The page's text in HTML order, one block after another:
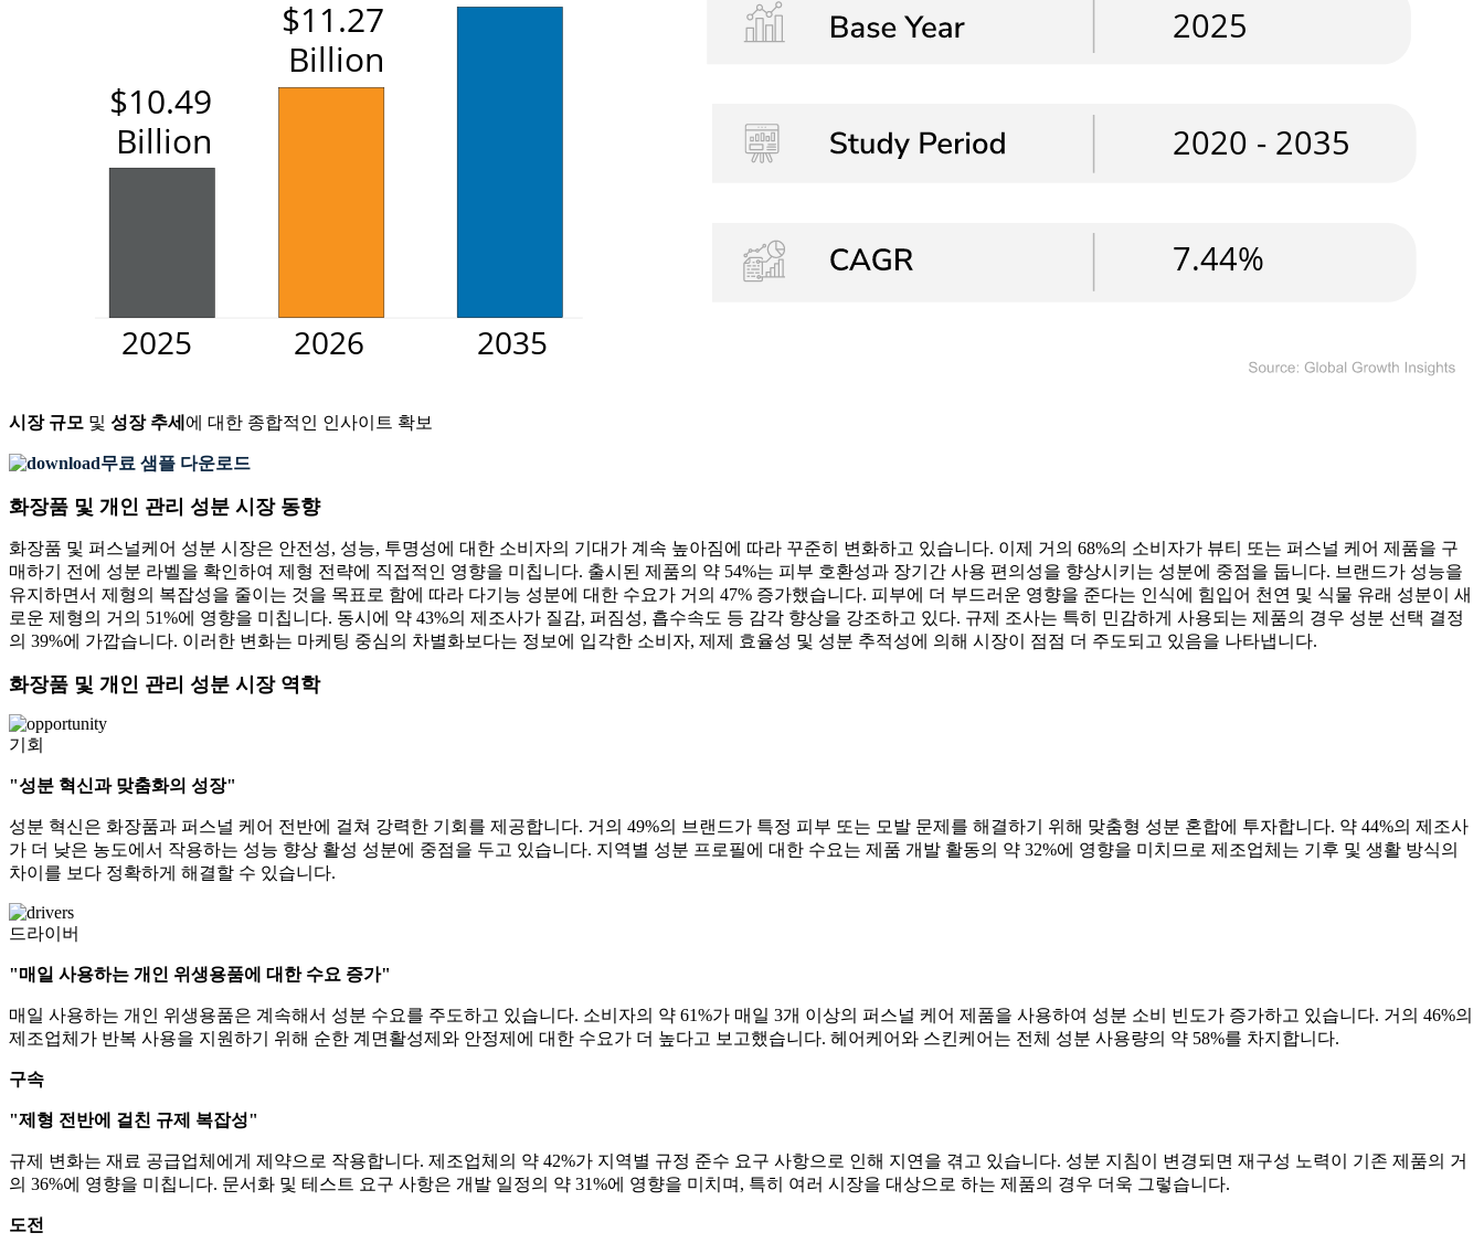
시장 규모 및 성장 추세 에 대한 종합적인 인사이트 확보
무료 샘플 다운로드
화장품 및 개인 관리 성분 시장 동향
화장품 및 퍼스널케어 성분 시장은 안전성, 성능, 투명성에 대한 소비자의 기대가 계속 높아짐에 따라 꾸준히 변화하고 있습니다. 이제 거의 68%의 소비자가 뷰티 또는 퍼스널 케어 제품을 구
매하기 전에 성분 라벨을 확인하여 제형 전략에 직접적인 영향을 미칩니다. 출시된 제품의 약 54%는 피부 호환성과 장기간 사용 편의성을 향상시키는 성분에 중점을 둡니다. 브랜드가 성능을
유지하면서 제형의 복잡성을 줄이는 것을 목표로 함에 따라 다기능 성분에 대한 수요가 거의 47% 증가했습니다. 피부에 더 부드러운 영향을 준다는 인식에 힘입어 천연 및 식물 유래 성분이 새
로운 제형의 거의 51%에 영향을 미칩니다. 동시에 약 43%의 제조사가 질감, 퍼짐성, 흡수속도 등 감각 향상을 강조하고 있다. 규제 조사는 특히 민감하게 사용되는 제품의 경우 성분 선택 결정
의 39%에 가깝습니다. 이러한 변화는 마케팅 중심의 차별화보다는 정보에 입각한 소비자, 제제 효율성 및 성분 추적성에 의해 시장이 점점 더 주도되고 있음을 나타냅니다.
화장품 및 개인 관리 성분 시장 역학
기회
"성분 혁신과 맞춤화의 성장"
성분 혁신은 화장품과 퍼스널 케어 전반에 걸쳐 강력한 기회를 제공합니다. 거의 49%의 브랜드가 특정 피부 또는 모발 문제를 해결하기 위해 맞춤형 성분 혼합에 투자합니다. 약 44%의 제조사
가 더 낮은 농도에서 작용하는 성능 향상 활성 성분에 중점을 두고 있습니다. 지역별 성분 프로필에 대한 수요는 제품 개발 활동의 약 32%에 영향을 미치므로 제조업체는 기후 및 생활 방식의
차이를 보다 정확하게 해결할 수 있습니다.
드라이버
"매일 사용하는 개인 위생용품에 대한 수요 증가"
매일 사용하는 개인 위생용품은 계속해서 성분 수요를 주도하고 있습니다. 소비자의 약 61%가 매일 3개 이상의 퍼스널 케어 제품을 사용하여 성분 소비 빈도가 증가하고 있습니다. 거의 46%의
제조업체가 반복 사용을 지원하기 위해 순한 계면활성제와 안정제에 대한 수요가 더 높다고 보고했습니다. 헤어케어와 스킨케어는 전체 성분 사용량의 약 58%를 차지합니다.
구속
"제형 전반에 걸친 규제 복잡성"
규제 변화는 재료 공급업체에게 제약으로 작용합니다. 제조업체의 약 42%가 지역별 규정 준수 요구 사항으로 인해 지연을 겪고 있습니다. 성분 지침이 변경되면 재구성 노력이 기존 제품의 거
의 36%에 영향을 미칩니다. 문서화 및 테스트 요구 사항은 개발 일정의 약 31%에 영향을 미치며, 특히 여러 시장을 대상으로 하는 제품의 경우 더욱 그렇습니다.
도전